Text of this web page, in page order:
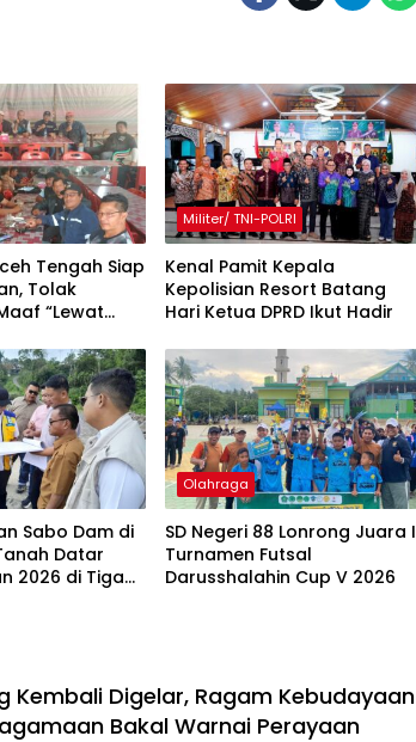
Tengah Siap
Tolak
“Lewat
Militer/ TNI-POLRI
Kenal Pamit Kepala
Kepolisian Resort Batang
Hari ‎Ketua DPRD Ikut Hadir
Sabo Dam di
Datar
2026 di Tiga
Olahraga
SD Negeri 88 Lonrong Juara I
Turnamen Futsal
Darusshalahin Cup V 2026
Kembali Digelar, Ragam Kebudayaan
Bakal Warnai Perayaan